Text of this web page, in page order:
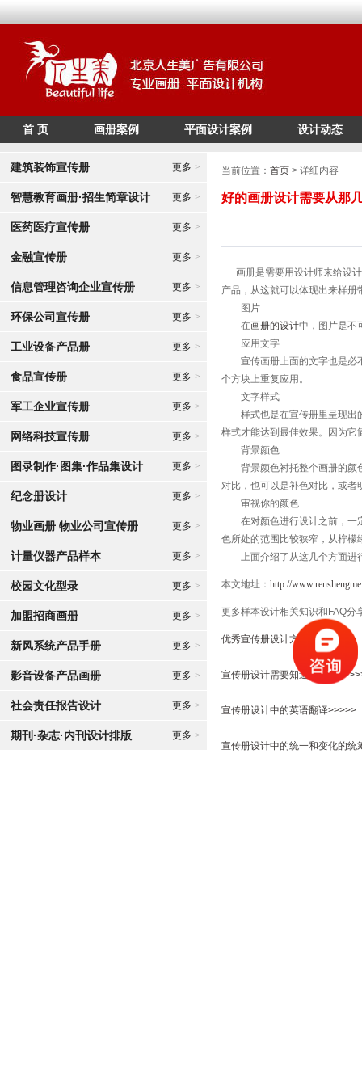
/* */
首 页 画册案例 平面设计案例 设计动态
建筑装饰宣传册 更多 >
智慧教育画册·招生简章设计 更多 >
医药医疗宣传册 更多 >
金融宣传册 更多 >
信息管理咨询企业宣传册 更多 >
环保公司宣传册 更多 >
工业设备产品册 更多 >
食品宣传册 更多 >
军工企业宣传册 更多 >
网络科技宣传册 更多 >
图录制作·图集·作品集设计 更多 >
纪念册设计 更多 >
物业画册 物业公司宣传册 更多 >
计量仪器产品样本 更多 >
校园文化型录 更多 >
加盟招商画册 更多 >
新风系统产品手册 更多 >
影音设备产品画册 更多 >
社会责任报告设计 更多 >
期刊·杂志·内刊设计排版 更多 >
当前位置： 首页 > 详细内容
好的画册设计需要从那
画册是需要用设计师来给设计
产品，从这就可以体现出来样
图片
在画册的设计中，图片是不
应用文字
宣传画册上面的文字也是必
个方块上重复应用。
文字样式
样式也是在宣传册里呈现出的
样式才能达到最佳效果。因为它
背景颜色
背景颜色衬托整个画册的颜色
对比，也可以是补色对比，或者
审视你的颜色
在对颜色进行设计之前，一定
色所处的范围比较狭窄，从柠檬
上面介绍了从这几个方面进
本文地址： http://
更多样本设计相关知识和FAQ分
优秀宣传册设计方法剖析>>>>>
宣传册设计需要知道的标准
宣传册设计中的英语翻译>>>>>
宣传册设计中的统一和变化的统